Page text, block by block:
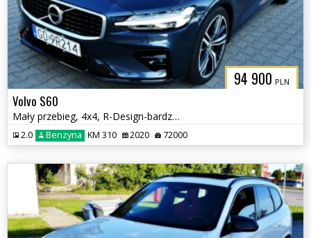
94 900 PLN
Volvo S60
Mały przebieg, 4x4, R-Design-bardzo bogate wyposażenie
2.0 Benzyna KM 310 2020 72000